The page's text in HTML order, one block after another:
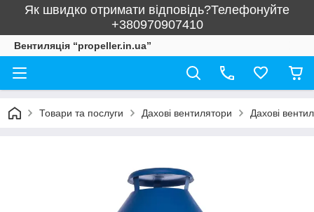
Як швидко отримати відповідь?Телефонуйте
+380970907410
Вентиляція “propeller.in.ua”
Товари та послуги Дахові вентилятори Дахові